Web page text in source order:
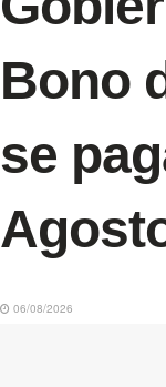
Bono
se
06/08/2026